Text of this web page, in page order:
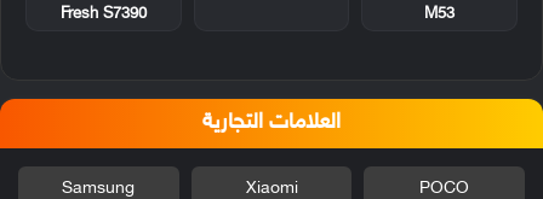
M53
Fresh S7390
العلامات التجارية
POCO
Xiaomi
Samsung